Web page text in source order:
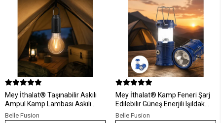
Mey İthalat® Taşınabilir Askılı
Ampul Kamp Lambası Askılı
Type-C Şarjlı Bahçe Lambası
Belle Fusion
Mey İthalat® Kamp Feneri Şarj
Edilebilir Güneş Enerjili Işıldak
USB Şarjlı
Belle Fusion